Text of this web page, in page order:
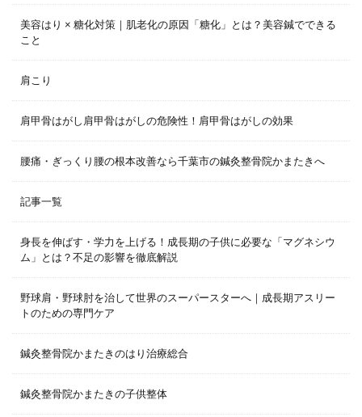
美容はり × 糖化対策｜肌老化の原因「糖化」とは？美容鍼でできる
こと
肩こり
肩甲骨はがし肩甲骨はがしの危険性！肩甲骨はがしの効果
腰痛・ぎっくり腰の根本改善なら千葉市の鍼灸整骨院かまたきへ
記事一覧
身長を伸ばす・学力を上げる！成長期の子供に必要な「マグネシウ
ム」とは？不足の影響を徹底解説
野球肩・野球肘を治して世界のスーパースターへ｜成長期アスリー
トのための専門ケア
鍼灸整骨院かまたきのはり治療総合
鍼灸整骨院かまたきの子供整体